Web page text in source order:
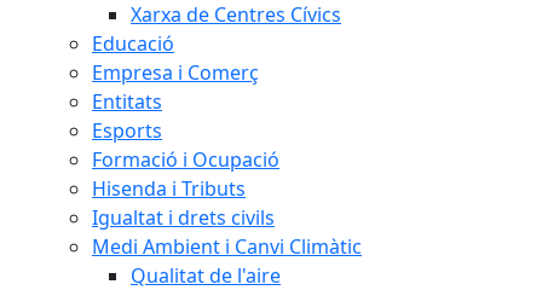
Xarxa de Centres Cívics
Educació
Empresa i Comerç
Entitats
Esports
Formació i Ocupació
Hisenda i Tributs
Igualtat i drets civils
Medi Ambient i Canvi Climàtic
Qualitat de l'aire